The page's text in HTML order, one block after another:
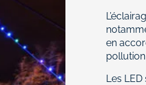
en
Les